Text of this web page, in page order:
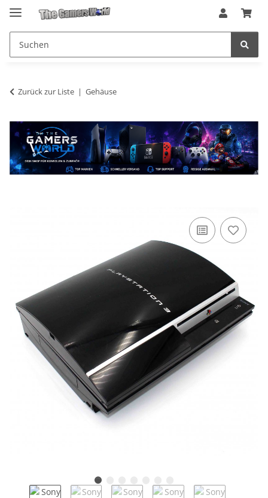
Zurück zur Liste Gehäuse